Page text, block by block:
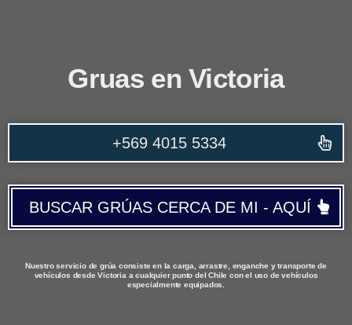
Gruas en Victoria
+569 4015 5334
BUSCAR GRÚAS CERCA DE MI - AQUÍ
Nuestro servicio de grúa consiste en la carga, arrastre, enganche y transporte de
vehículos desde Victoria a cualquier punto del Chile con el uso de vehículos
especialmente equipados.